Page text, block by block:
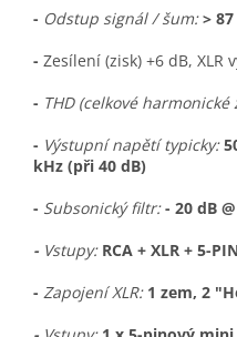
- Odstup signál / šum:> 87
- Zesílení (zisk) +6 dB, XLR
- THD (celkové harmonické
- Výstupní napětí typicky:
kHz (při 40 dB)
- Subsonický filtr: - 20 dB
- Vstupy: RCA + XLR + 5-
- Zapojení XLR: 1 zem, 2